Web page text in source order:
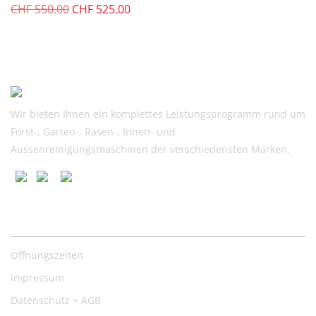
CHF550.00 Ursprünglicher
CHF 525.00Aktueller
Wir bieten Ihnen ein komplettes Leistungsprogramm rund um
Forst-, Garten-, Rasen-, Innen- und
Aussenreinigungsmaschinen der verschiedensten Marken.
Öffnungszeiten
Impressum
Datenschutz + AGB